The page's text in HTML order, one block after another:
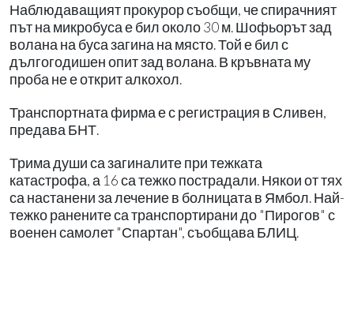
Наблюдаващият прокурор съобщи, че спирачният
път на микробуса е бил около 30 м. Шофьорът зад
волана на буса загина на място. Той е бил с
дългогодишен опит зад волана. В кръвната му
проба не е открит алкохол.
Транспортната фирма е с регистрация в Сливен,
предава БНТ.
Трима души са загиналите при тежката
катастрофа, а 16 са тежко пострадали. Някои от тях
са настанени за лечение в болницата в Ямбол. Най-
тежко ранените са транспортирани до "Пирогов" с
военен самолет "Спартан", съобщава БЛИЦ.